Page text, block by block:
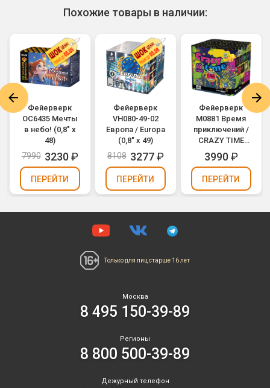
Похожие товары в наличии:
Фейерверк
ОС6435 Мечты
в небо! (0,8" х
48)
7990 3230₽
ПЕРЕЙТИ
Фейерверк
VH080-49-02
Европа / Europa
(0,8" х 49)
8108 3277₽
ПЕРЕЙТИ
Фейерверк
M0881 Время
приключений /
CRAZY TIME
(0,8" х 49)
3990₽
ПЕРЕЙТИ
Только для лицстарше 16 лет
Москва
8 495 150-39-89
Регионы
8 800 500-39-89
Дежурный телефон